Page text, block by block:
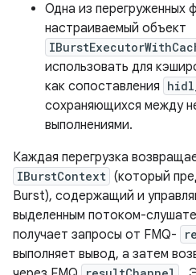
Одна из перегруженных
настраиваемый объект
использовать для
как сопоставления
сохраняющихся между
выполнениями.
Каждая перегрузка
IBurstContext (который
Burst), содержащий и
выделенным потоком-
получает запросы от FMQ-
выполняет вывод, а затем